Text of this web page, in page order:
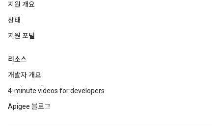
지원 개요
상태
지원 포털
리소스
개발자 개요
4-minute videos for developers
Apigee 블로그